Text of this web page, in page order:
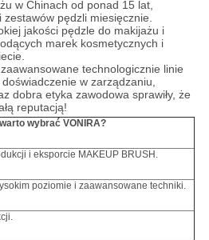
w Chinach od ponad 15 lat,
pędzli miesięcznie.
jakości pędzle do makijażu i
marek kosmetycznych i
technologicznie linie
w zarządzaniu,
dobra etyka zawodowa sprawiły, że
reputacją!
wybrać VONIRA?
i eksporcie MAKEUP BRUSH.
poziomie i zaawansowane techniki.